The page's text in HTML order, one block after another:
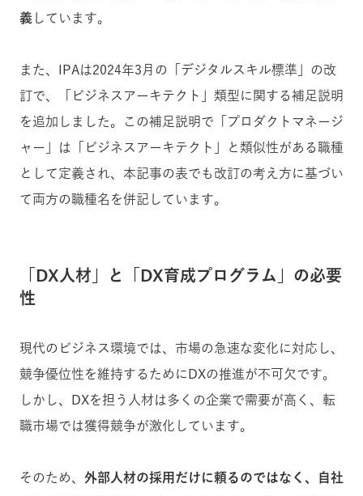
義 しています。
また、IPAは2024年3月の「デジタルスキル標準」の改
訂で、「ビジネスアーキテクト」類型に関する補足説明
を追加しました。この補足説明で「プロダクトマネージ
ャー」は「ビジネスアーキテクト」と類似性がある職種
として定義され、本記事の表でも改訂の考え方に基づい
て両方の職種名を併記しています。
「DX人材」と「DX育成プログラム」の必要
性
現代のビジネス環境では、市場の急速な変化に対応し、
競争優位性を維持するためにDXの推進が不可欠です。
しかし、DXを担う人材は多くの企業で需要が高く、転
職市場では獲得競争が激化しています。
そのため、 外部人材の採用だけに頼るのではなく、自社